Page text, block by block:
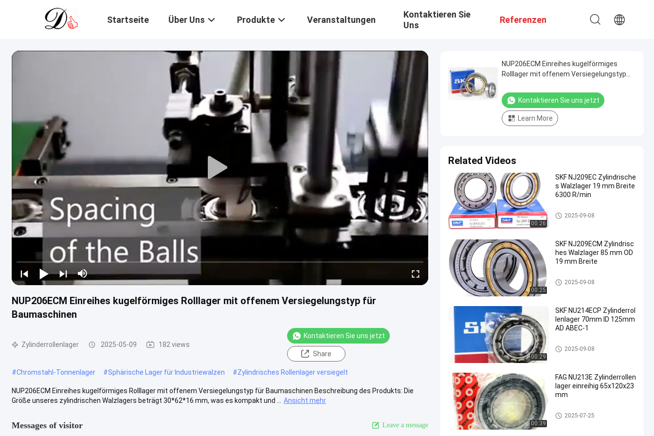
Startseite Über Uns Produkte Veranstaltungen
Kontaktieren Sie
Uns
Referenzen
NUP206ECM Einreihes kugelförmiges Rolllager mit offenem Versiegelungstyp für
Baumaschinen
Zylinderrollenlager 2025-05-09 182 views
Kontaktieren Sie uns jetzt
Share
#Chromstahl-Tonnenlager #Sphärische Lager für Industriewalzen #Zylindrisches Rollenlager versiegelt
NUP206ECM Einreihes kugelförmiges Rolllager mit offenem Versiegelungstyp für Baumaschinen Beschreibung des Produkts: Die
Größe unseres zylindrischen Walzlagers beträgt 30*62*16 mm, was es kompakt und ...
Ansicht mehr
Messages of visitor Leave a message
NUP206ECM Einreihes kugelförmiges
Rolllager mit offenem Versiegelungstyp
Kontaktieren Sie uns jetzt
Learn More
Related Videos
00:26
SKF NJ209EC Zylindrische
s Walzlager 19 mm Breite
6300 R/min
Zylinderrollenlager
2025-09-08
00:25
SKF NJ209ECM Zylindrisc
hes Walzlager 85 mm OD
19 mm Breite
Zylinderrollenlager
2025-09-08
00:29
SKF NU214ECP Zylinderrol
lenlager 70mm ID 125mm
AD ABEC-1
Zylinderrollenlager
2025-09-08
00:39
FAG NU213E Zylinderrollen
lager einreihig 65x120x23
mm
Zylinderrollenlager
2025-07-25